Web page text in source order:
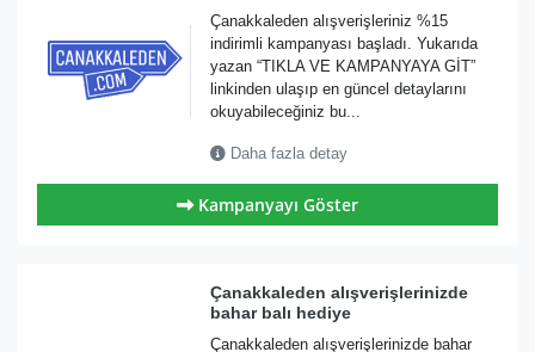
Çanakkaleden alışverişleriniz %15
indirimli kampanyası başladı. Yukarıda
yazan “TIKLA VE KAMPANYAYA GİT”
linkinden ulaşıp en güncel detaylarını
okuyabileceğiniz bu...
Daha fazla detay
Kampanyayı Göster
Çanakkaleden alışverişlerinizde
bahar balı hediye
Çanakkaleden alışverişlerinizde bahar